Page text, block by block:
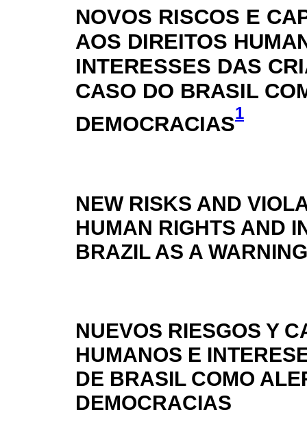
NOVOS RISCOS E
AOS DIREITOS
INTERESSES DAS
CASO DO BRASIL
DEMOCRACIAS1
NEW RISKS AND
HUMAN RIGHTS AND
BRAZIL AS A
NUEVOS RIESGOS Y
HUMANOS E
DE BRASIL COMO
DEMOCRACIAS